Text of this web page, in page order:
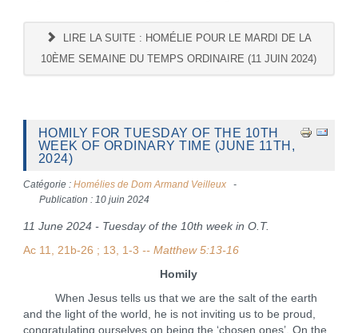
LIRE LA SUITE : HOMÉLIE POUR LE MARDI DE LA
10ÈME SEMAINE DU TEMPS ORDINAIRE (11 JUIN 2024)
HOMILY FOR TUESDAY OF THE 10TH
WEEK OF ORDINARY TIME (JUNE 11TH,
2024)
Catégorie : Homélies de Dom Armand Veilleux
Publication : 10 juin 2024
11 June 2024 - Tuesday of the 10th week in O.T.
Ac 11, 21b-26 ; 13, 1-3 -- Matthew 5:13-16
Homily
When Jesus tells us that we are the salt of the earth
and the light of the world, he is not inviting us to be proud,
congratulating ourselves on being the ‘chosen ones’. On the